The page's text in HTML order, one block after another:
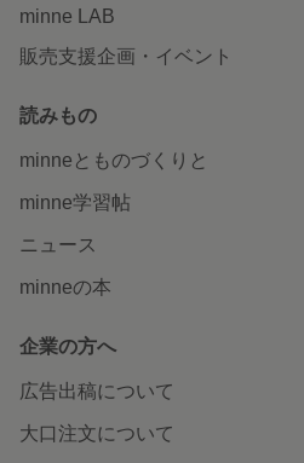
minne LAB
販売支援企画・イベント
読みもの
minneとものづくりと
minne学習帖
ニュース
minneの本
企業の方へ
広告出稿について
大口注文について